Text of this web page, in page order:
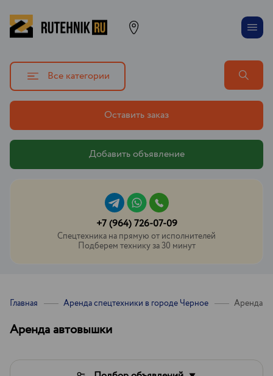
Все категории
Оставить заказ
Добавить объявление
+7 (964) 726-07-09
Спецтехника на прямую от исполнителей
Подберем технику за 30 минут
Главная Аренда спецтехники в городе Черное Аренда
Аренда автовышки